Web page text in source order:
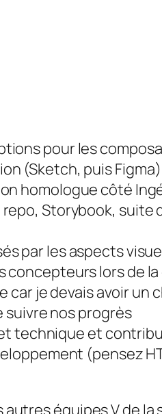
pour les
(Sketch, puis Figma)
homologue côté
Storybook,
par les aspects
lors de
car je devais avoir
suivre nos progrès
technique et
(pensez
équipes V de